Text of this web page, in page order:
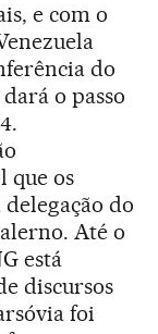
e com o
do
o passo
que os
do
Até o
está
discursos
foi